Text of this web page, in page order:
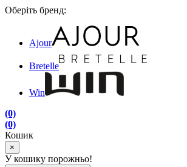
Оберіть бренд:
Ajour
Bretelle
Win
(0)
(0)
Кошик
×
У кошику порожньо!